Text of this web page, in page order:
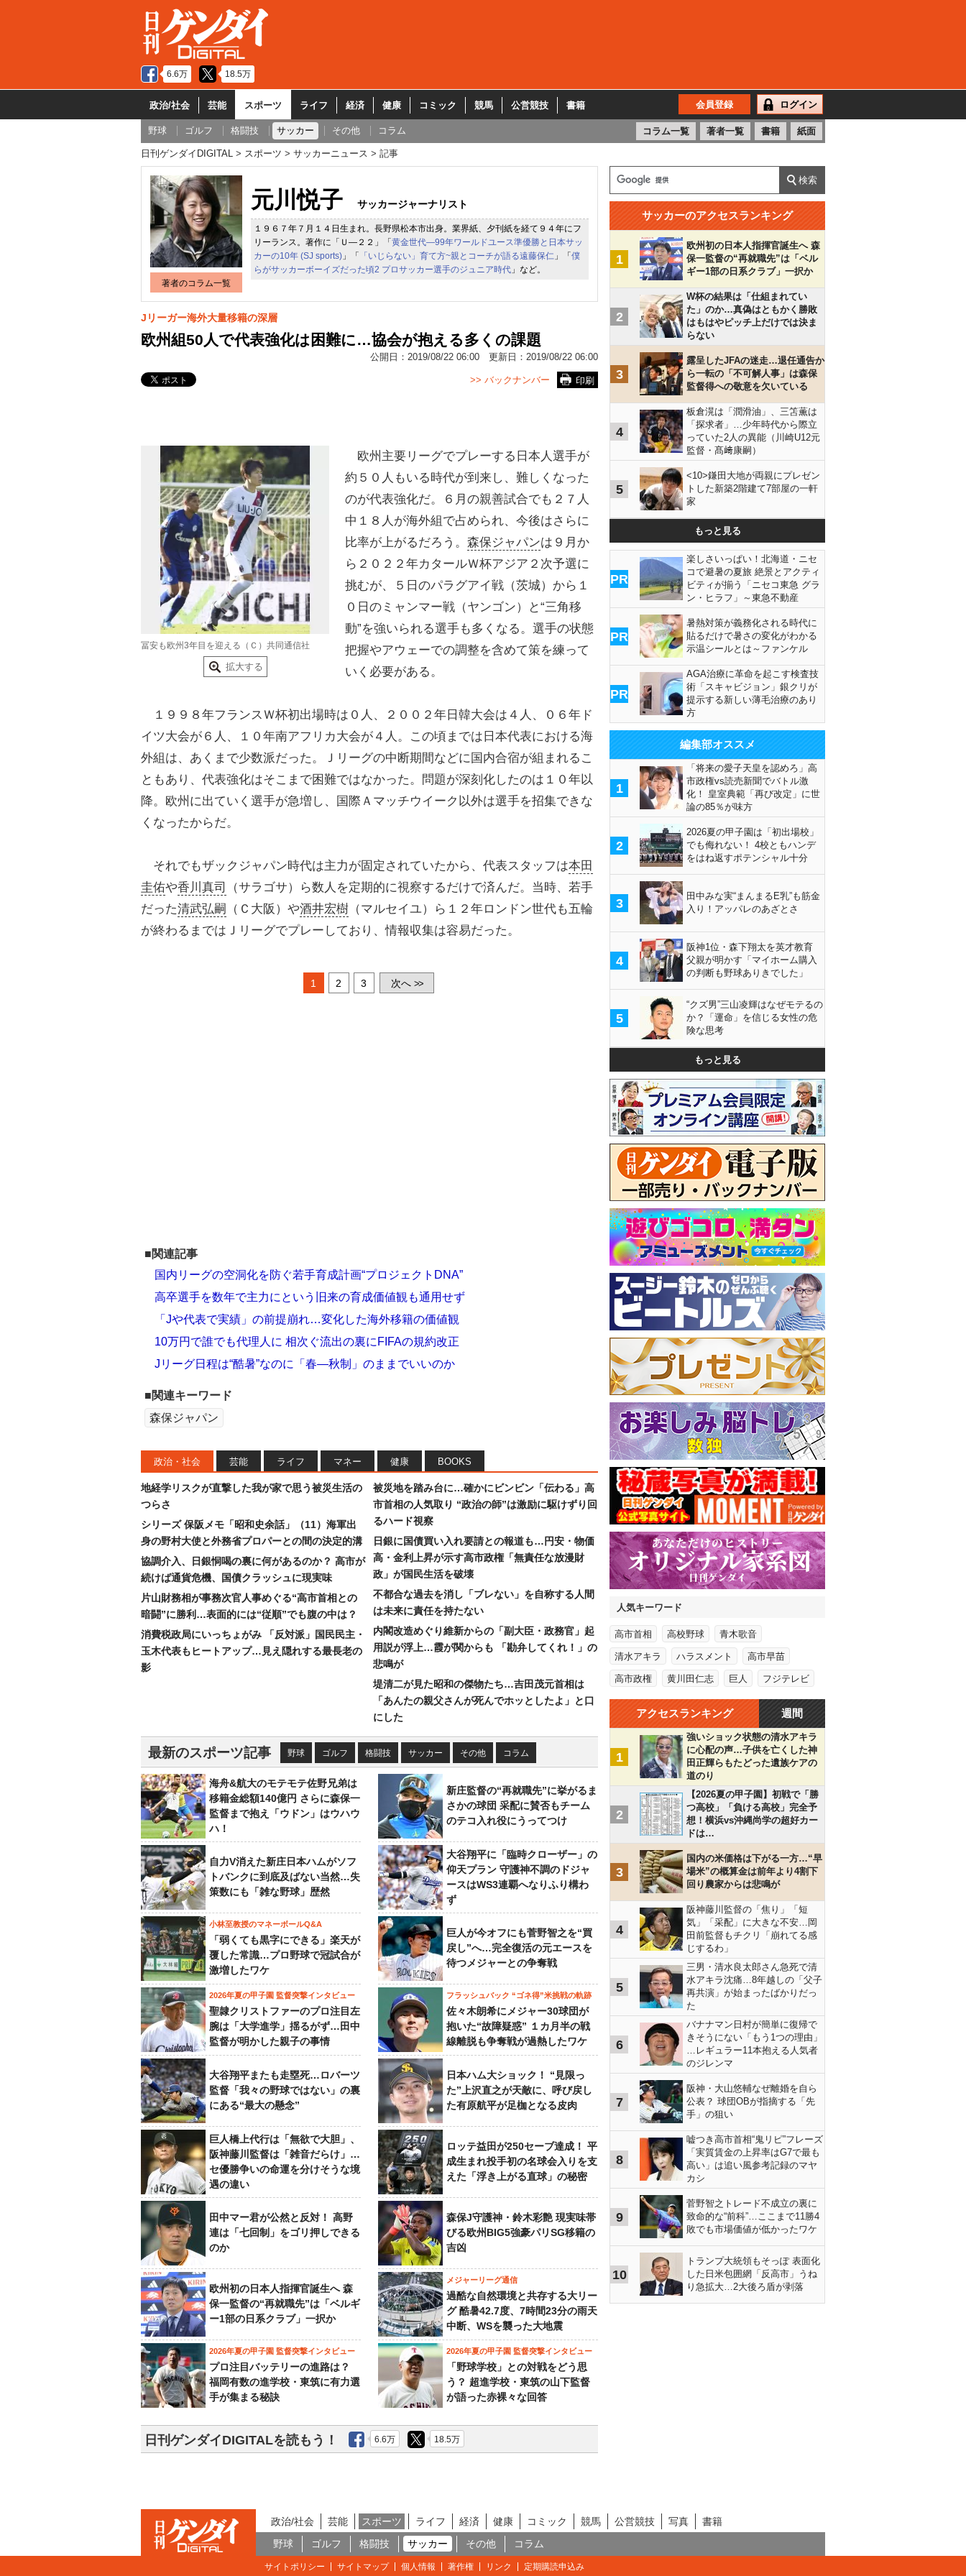
6.6万 18.5万
政治/社会 芸能 スポーツ ライフ 経済 健康 コミック 競馬 公営競技 書籍 会員登録 ログイン
野球 ゴルフ 格闘技 サッカー その他 コラム コラム一覧 著者一覧 書籍 紙面
日刊ゲンダイDIGITAL スポーツ サッカーニュース 記事
著者のコラム一覧
元川悦子 サッカージャーナリスト
１９６７年７月１４日生まれ。長野県松本市出身。業界紙、夕刊紙を経て９４年にフ
リーランス。著作に「Ｕ―２２」「 黄金世代―99年ワールドユース準優勝と日本サッ
カーの10年 (SJ sports) 」「 「いじらない」育て方~親とコーチが語る遠藤保仁 」「 僕
らがサッカーボーイズだった頃2 プロサッカー選手のジュニア時代 」など。
Jリーガー海外大量移籍の深層
欧州組50人で代表強化は困難に…協会が抱える多くの課題
公開日： 2019/08/22 06:00 更新日： 2019/08/22 06:00
印刷
>> バックナンバー
冨安も欧州3年目を迎える（Ｃ）共同通信社
拡大する
欧州主要リーグでプレーする日本人選手が
約５０人もいる時代が到来し、難しくなった
のが代表強化だ。６月の親善試合でも２７人
中１８人が海外組で占められ、今後はさらに
比率が上がるだろう。 森保ジャパンは９月か
ら２０２２年カタールＷ杯アジア２次予選に
挑むが、５日のパラグアイ戦（茨城）から１
０日のミャンマー戦（ヤンゴン）と“三角移
動”を強いられる選手も多くなる。選手の状態
把握やアウェーでの調整を含めて策を練って
いく必要がある。
１９９８年フランスＷ杯初出場時は０人、２００２年日韓大会は４人、０６年ド
イツ大会が６人、１０年南アフリカ大会が４人。この頃までは日本代表における海
外組は、あくまで少数派だった。Ｊリーグの中断期間などに国内合宿が組まれるこ
ともあり、代表強化はそこまで困難ではなかった。問題が深刻化したのは１０年以
降。欧州に出ていく選手が急増し、国際Ａマッチウイーク以外は選手を招集できな
くなったからだ。
それでもザックジャパン時代は主力が固定されていたから、代表スタッフは本田
圭佑や香川真司
（サラゴサ）ら数人を定期的に視察するだけで済んだ。当時、若手
だった清武弘嗣 （Ｃ大阪）や酒井宏樹 （マルセイユ）ら１２年ロンドン世代も五輪
が終わるまではＪリーグでプレーしており、情報収集は容易だった。
1 2 3 次へ >>
■関連記事
国内リーグの空洞化を防ぐ若手育成計画“プロジェクトDNA”
高卒選手を数年で主力にという旧来の育成価値観も通用せず
「Jや代表で実績」の前提崩れ…変化した海外移籍の価値観
10万円で誰でも代理人に 相次ぐ流出の裏にFIFAの規約改正
Jリーグ日程は“酷暑”なのに「春―秋制」のままでいいのか
■関連キーワード
森保ジャパン
政治・社会 芸能 ライフ マネー 健康 BOOKS
地経学リスクが直撃した我が家で思う被災生活の
つらさ
シリーズ 保阪メモ「昭和史余話」（11）海軍出
身の野村大使と外務省プロパーとの間の決定的溝
協調介入、日銀恫喝の裏に何があるのか？ 高市が
続けば通貨危機、国債クラッシュに現実味
片山財務相が事務次官人事めぐる“高市首相との
暗闘”に勝利…表面的には“従順”でも腹の中は？
消費税政局にいっちょがみ 「反対派」国民民主・
玉木代表もヒートアップ…見え隠れする最長老の
影
被災地を踏み台に…確かにビンビン「伝わる」高
市首相の人気取り “政治の師”は激励に駆けずり回
るハード視察
日銀に国債買い入れ要請との報道も…円安・物価
高・金利上昇が示す高市政権「無責任な放漫財
政」が国民生活を破壊
不都合な過去を消し「ブレない」を自称する人間
は未来に責任を持たない
内閣改造めぐり維新からの「副大臣・政務官」起
用説が浮上…霞が関からも 「勘弁してくれ！」の
悲鳴が
堤清二が見た昭和の傑物たち…吉田茂元首相は
「あんたの親父さんが死んでホッとしたよ」と口
にした
最新のスポーツ記事 野球 ゴルフ 格闘技 サッカー その他 コラム
海舟&航大のモテモテ佐野兄弟は
移籍金総額140億円 さらに森保一
監督まで抱え「ウドン」はウハウ
ハ！
新庄監督の“再就職先”に挙がるま
さかの球団 采配に賛否もチーム
のテコ入れ役にうってつけ
自力V消えた新庄日本ハムがソフ
トバンクに到底及ばない当然…失
策数にも「雑な野球」歴然
大谷翔平に「臨時クローザー」の
仰天プラン 守護神不調のドジャ
ースはWS3連覇へなりふり構わ
ず
小林至教授のマネーボールQ&A
「弱くても黒字にできる」楽天が
覆した常識…プロ野球で冠試合が
激増したワケ
巨人が今オフにも菅野智之を“買
戻し”へ…完全復活の元エースを
待つメジャーとの争奪戦
2026年夏の甲子園 監督突撃インタビュー
聖隷クリストファーのプロ注目左
腕は「大学進学」揺るがず…田中
監督が明かした親子の事情
フラッシュバック “ゴネ得”米挑戦の軌跡
佐々木朗希にメジャー30球団が
抱いた“故障疑惑” １カ月半の戦
線離脱も争奪戦が過熱したワケ
大谷翔平またも走塁死…ロバーツ
監督「我々の野球ではない」の裏
にある“最大の懸念”
日本ハム大ショック！ “見限っ
た”上沢直之が天敵に、呼び戻し
た有原航平が足枷となる皮肉
巨人橋上代行は「無欲で大胆」、
阪神藤川監督は「雑音だらけ」…
セ優勝争いの命運を分けそうな境
遇の違い
ロッテ益田が250セーブ達成！ 平
成生まれ投手初の名球会入りを支
えた「浮き上がる直球」の秘密
田中マー君が公然と反対！ 高野
連は「七回制」をゴリ押しできる
のか
森保J守護神・鈴木彩艶 現実味帯
びる欧州BIG5強豪パリSG移籍の
吉凶
欧州初の日本人指揮官誕生へ 森
保一監督の“再就職先”は「ベルギ
ー1部の日系クラブ」一択か
メジャーリーグ通信
過酷な自然環境と共存する大リー
グ 酷暑42.7度、7時間23分の雨天
中断、WSを襲った大地震
2026年夏の甲子園 監督突撃インタビュー
プロ注目バッテリーの進路は？
福岡有数の進学校・東筑に有力選
手が集まる秘訣
2026年夏の甲子園 監督突撃インタビュー
「野球学校」との対戦をどう思
う？ 超進学校・東筑の山下監督
が語った赤裸々な回答
日刊ゲンダイDIGITALを読もう！ 6.6万 18.5万
サッカーのアクセスランキング
1
欧州初の日本人指揮官誕生へ 森
保一監督の“再就職先”は「ベル
ギー1部の日系クラブ」一択か
2
W杯の結果は「仕組まれてい
た」のか…真偽はともかく勝敗
はもはやピッチ上だけでは決ま
らない
3
露呈したJFAの迷走…退任通告か
ら一転の「不可解人事」は森保
監督得への敬意を欠いている
4
板倉滉は「潤滑油」、三笘薫は
「探求者」…少年時代から際立
っていた2人の異能（川崎U12元
監督・髙﨑康嗣）
5
<10>鎌田大地が両親にプレゼン
トした新築2階建て7部屋の一軒
家
もっと見る
PR
楽しさいっぱい！北海道・ニセ
コで避暑の夏旅 絶景とアクティ
ビティが揃う「ニセコ東急 グラ
ン・ヒラフ」～東急不動産
PR
暑熱対策が義務化される時代に
貼るだけで暑さの変化がわかる
示温シールとは～ファンケル
PR
AGA治療に革命を起こす検査技
術「スキャビジョン」銀クリが
提示する新しい薄毛治療のあり
方
編集部オススメ
1
「将来の愛子天皇を認めろ」高
市政権vs読売新聞でバトル激
化！ 皇室典範「再び改定」に世
論の85％が味方
2
2026夏の甲子園は「初出場校」
でも侮れない！ 4校ともハンデ
をはね返すポテンシャル十分
3
田中みな実“まんまるE乳”も筋金
入り！アッパレのあざとさ
4
阪神1位・森下翔太を英才教育
父親が明かす「マイホーム購入
の判断も野球ありきでした」
5
“クズ男”三山凌輝はなぜモテるの
か？「運命」を信じる女性の危
険な思考
もっと見る
人気キーワード
高市首相 高校野球 青木歌音
清水アキラ ハラスメント 高市早苗
高市政権 黄川田仁志 巨人 フジテレビ
アクセスランキング 週間
1
強いショック状態の清水アキラ
に心配の声…子供を亡くした神
田正輝らもたどった遺族ケアの
道のり
2
【2026夏の甲子園】初戦で「勝
つ高校」「負ける高校」完全予
想！横浜vs沖縄尚学の超好カー
ドは…
3
国内の米価格は下がる一方…“早
場米”の概算金は前年より4割下
回り農家からは悲鳴が
4
阪神藤川監督の「焦り」「短
気」「采配」に大きな不安…岡
田前監督もチクリ「崩れてる感
じするわ」
5
三男・清水良太郎さん急死で清
水アキラ沈痛…8年越しの「父子
再共演」が始まったばかりだっ
た
6
バナナマン日村が簡単に復帰で
きそうにない「もう1つの理由」
…レギュラー11本抱える人気者
のジレンマ
7
阪神・大山悠輔なぜ離婚を自ら
公表？ 球団OBが指摘する「先
手」の狙い
8
嘘つき高市首相“鬼リピ”フレーズ
「実質賃金の上昇率はG7で最も
高い」は追い風参考記録のマヤ
カシ
9
菅野智之トレード不成立の裏に
致命的な“前科”…ここまで11勝4
敗でも市場価値が低かったワケ
10
トランプ大統領もそっぽ 表面化
した日米包囲網「反高市」うね
り急拡大…2大後ろ盾が剥落
政治/社会 芸能 スポーツ ライフ 経済 健康 コミック 競馬 公営競技 写真
書籍
野球
ゴルフ 格闘技 サッカー その他 コラム
サイトポリシー サイトマップ 個人情報 著作権 リンク 定期購読申込み